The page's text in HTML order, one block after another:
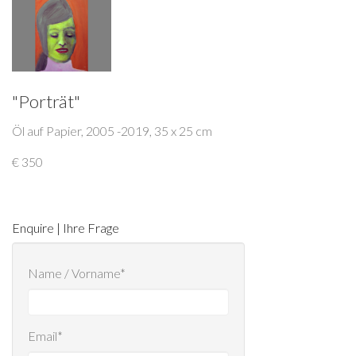
"Porträt"
Öl auf Papier, 2005 -2019, 35 x 25 cm
€ 350
Enquire | Ihre Frage
Name / Vorname*
Email*